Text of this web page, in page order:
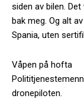
siden av bilen.
bak meg. Og alt
Spania, uten
Våpen på hofta
dronepiloten.